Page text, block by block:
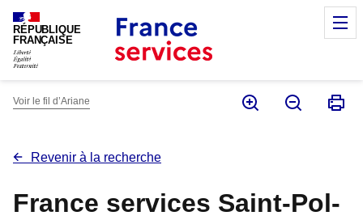
RÉPUBLIQUE
FRANÇAISE
Voir le fil d’Ariane
Revenir à la recherche
France services Saint-Pol-